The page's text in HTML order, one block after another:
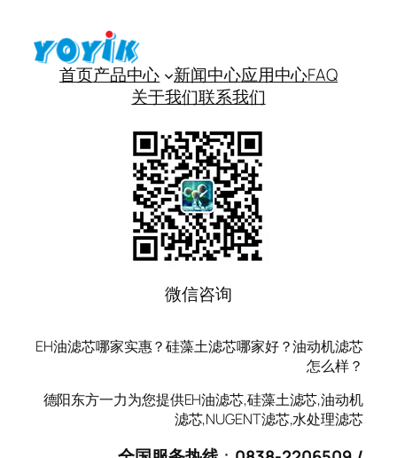
首页产品中心 新闻中心应用中心FAQ
关于我们联系我们
微信咨询
EH油滤芯哪家实惠？硅藻土滤芯哪家好？油动机滤芯
怎么样？
德阳东方一力为您提供EH油滤芯,硅藻土滤芯,油动机
滤芯,NUGENT滤芯,水处理滤芯